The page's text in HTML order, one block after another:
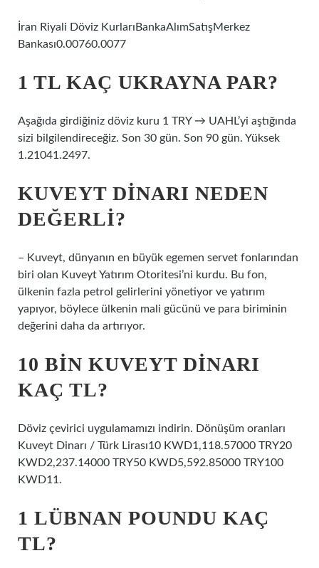
İran Riyali Döviz KurlarıBankaAlımSatışMerkez
Bankası0.00760.0077
1 TL KAÇ UKRAYNA PAR?
Aşağıda girdiğiniz döviz kuru 1 TRY → UAHL’yi aştığında
sizi bilgilendireceğiz. Son 30 gün. Son 90 gün. Yüksek
1.21041.2497.
KUVEYT DINARI NEDEN
DEĞERLI?
– Kuveyt, dünyanın en büyük egemen servet fonlarından
biri olan Kuveyt Yatırım Otoritesi’ni kurdu. Bu fon,
ülkenin fazla petrol gelirlerini yönetiyor ve yatırım
yapıyor, böylece ülkenin mali gücünü ve para biriminin
değerini daha da artırıyor.
10 BIN KUVEYT DINARI
KAÇ TL?
Döviz çevirici uygulamamızı indirin. Dönüşüm oranları
Kuveyt Dinarı / Türk Lirası10 KWD1,118.57000 TRY20
KWD2,237.14000 TRY50 KWD5,592.85000 TRY100
KWD11.
1 LÜBNAN POUNDU KAÇ
TL?